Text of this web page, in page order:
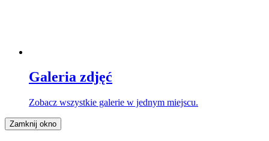
Galeria zdjęć
Zobacz wszystkie galerie w jednym miejscu.
Zamknij okno